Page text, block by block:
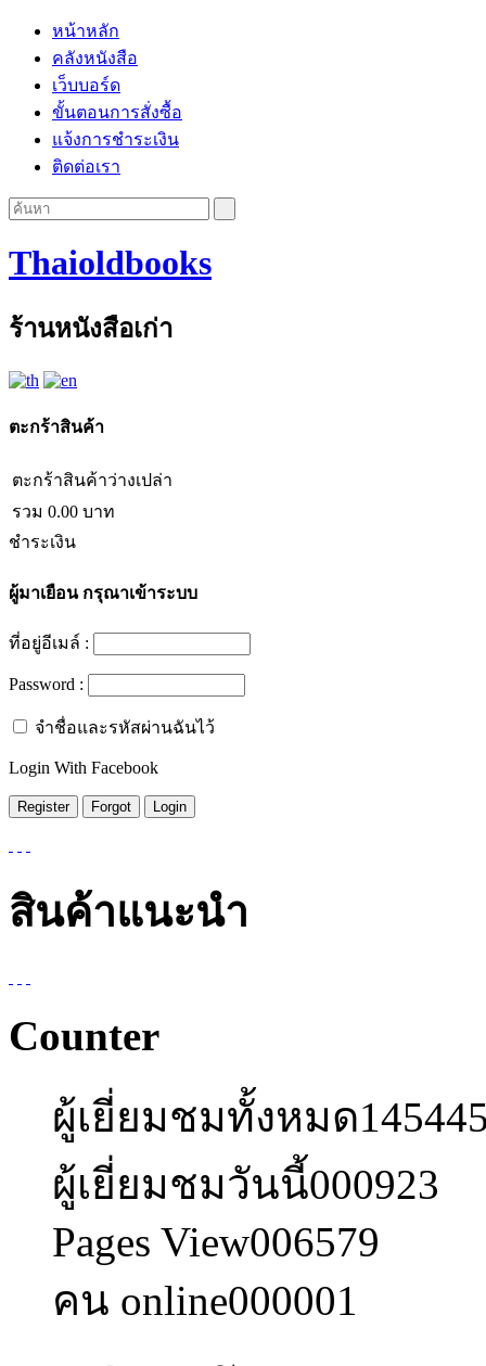
หน้าหลัก
คลังหนังสือ
เว็บบอร์ด
ขั้นตอนการสั่งซื้อ
แจ้งการชำระเงิน
ติดต่อเรา
Thaioldbooks
ร้านหนังสือเก่า
ตะกร้าสินค้า
ตะกร้าสินค้าว่างเปล่า
รวม 0.00 บาท
ชำระเงิน
ผู้มาเยือนกรุณาเข้าระบบ
ที่อยู่อีเมล์ :
Password :
จำชื่อและรหัสผ่านฉันไว้
Login With Facebook
สินค้าแนะนำ
Counter
ผู้เยี่ยมชมทั้งหมด
ผู้เยี่ยมชมวันนี้000923
Pages View006579
คน online000001